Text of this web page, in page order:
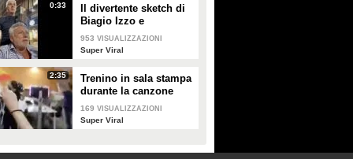
0:33
Il divertente sketch di
Biagio Izzo e
Francesco Paolantoni
sulla "pace" che c'è in
953 VISUALIZZAZIONI
Super Viral
2:35
Trenino in sala stampa
durante la canzone
della Moldavia,
giornalisti impazziti
169 VISUALIZZAZIONI
Super Viral